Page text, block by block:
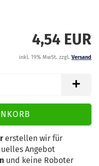
4,54 EUR
inkl. 19% MwSt. zzgl. Versand
erstellen wir für
Angebot
und keine Roboter